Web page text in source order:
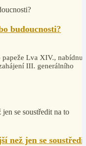
budoucnosti?
papeže Lva XIV.,
III. generálního
než jen se soustředit